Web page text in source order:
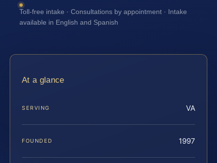
Toll-free intake · Consultations by appointment · Intake
available in English and Spanish
At a glance
SERVING VA
FOUNDED 1997